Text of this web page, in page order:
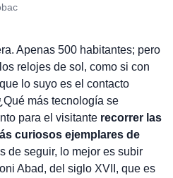
Apenas 500 habitantes; pero
relojes de sol, como si con
lo suyo es el contacto
más tecnología se
para el visitante recorrer las
curiosos ejemplares de
de seguir, lo mejor es subir
Abad, del siglo XVII, que es